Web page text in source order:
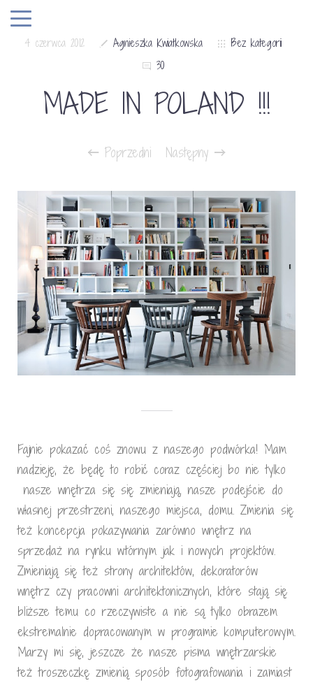
4 czerwca 2012 Agnieszka Kwiatkowska
Bez kategorii
30
MADE IN POLAND !!!
Poprzedni Następny
Fajnie pokazać coś znowu z naszego podwórka! Mam
nadzieję, że będę to robić coraz częściej bo nie tylko
nasze wnętrza się się zmieniają, nasze podejście do
własnej przestrzeni, naszego miejsca, domu. Zmienia się
też koncepcja pokazywania zarówno wnętrz na
sprzedaż na rynku wtórnym jak i nowych projektów.
Zmieniają się też strony architektów, dekoratorów
wnętrz czy pracowni architektonicznych, które stają się
bliższe temu co rzeczywiste a nie są tylko obrazem
ekstremalnie dopracowanym w programie komputerowym.
Marzy mi się, jeszcze że nasze pisma wnętrzarskie
też troszeczkę zmienią sposób fotografowania i zamiast